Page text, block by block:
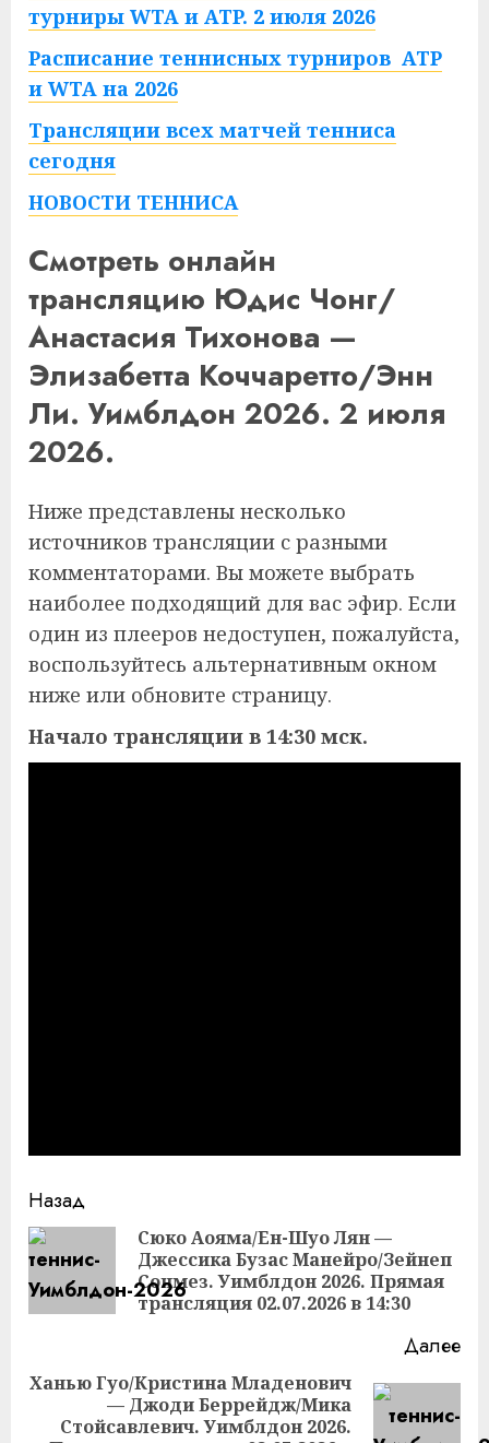
турниры WTA и ATP. 2 июля 2026
Расписание теннисных турниров ATP
и WTA на 2026
Трансляции всех матчей тенниса
сегодня
НОВОСТИ ТЕННИСА
Смотреть онлайн
трансляцию Юдис Чонг/
Анастасия Тихонова —
Элизабетта Коччаретто/Энн
Ли. Уимблдон 2026. 2 июля
2026.
Ниже представлены несколько
источников трансляции с разными
комментаторами. Вы можете выбрать
наиболее подходящий для вас эфир. Если
один из плееров недоступен, пожалуйста,
воспользуйтесь альтернативным окном
ниже или обновите страницу.
Начало трансляции в 14:30 мск.
Продолжить
чтение
Назад
Сюко Аояма/Ен-Шуо Лян —
Джессика Бузас Манейро/Зейнеп
Сонмез. Уимблдон 2026. Прямая
трансляция 02.07.2026 в 14:30
Далее
Следующая
Ханью Гуо/Кристина Младенович
— Джоди Беррейдж/Мика
Стойсавлевич. Уимблдон 2026.